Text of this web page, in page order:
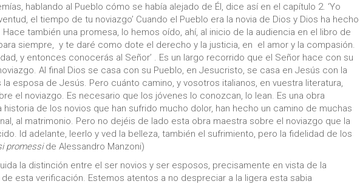
hablando al Pueblo cómo se había alejado de Él, dice así en el capítulo 2. ‘Yo
el tiempo de tu noviazgo’ Cuando el Pueblo era la novia de Dios y Dios ha hecho
también una promesa, lo hemos oído, ahí, al inicio de la audiencia en el libro de
siempre, y te daré como dote el derecho y la justicia, en el amor y la compasión.
y entonces conocerás al Señor’ . Es un largo recorrido que el Señor hace con su
Al final Dios se casa con su Pueblo, en Jesucristo, se casa en Jesús con la
esposa de Jesús. Pero cuánto camino, y vosotros italianos, en vuestra literatura,
el noviazgo. Es necesario que los jóvenes lo conozcan, lo lean. Es una obra
de los novios que han sufrido mucho dolor, han hecho un camino de muchas
al matrimonio. Pero no dejéis de lado esta obra maestra sobre el noviazgo que la
Id adelante, leerlo y ved la belleza, también el sufrimiento, pero la fidelidad de los
promesside Alessandro Manzoni)
la distinción entre el ser novios y ser esposos, precisamente en vista de la
esta verificación. Estemos atentos a no despreciar a la ligera esta sabia